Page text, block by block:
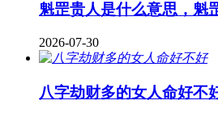
魁罡贵人是什么意思，魁
2026-07-30
八字劫财多的女人命好不